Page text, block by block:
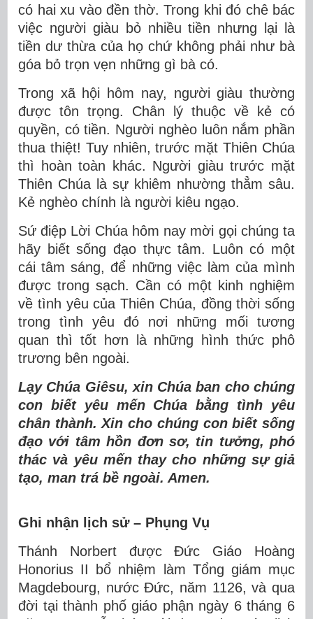
có hai xu vào đền thờ. Trong khi đó chê bác
việc người giàu bỏ nhiều tiền nhưng lại là
tiền dư thừa của họ chứ không phải như bà
góa bỏ trọn vẹn những gì bà có.
Trong xã hội hôm nay, người giàu thường
được tôn trọng. Chân lý thuộc về kẻ có
quyền, có tiền. Người nghèo luôn nắm phần
thua thiệt! Tuy nhiên, trước mặt Thiên Chúa
thì hoàn toàn khác. Người giàu trước mặt
Thiên Chúa là sự khiêm nhường thẳm sâu.
Kẻ nghèo chính là người kiêu ngạo.
Sứ điệp Lời Chúa hôm nay mời gọi chúng ta
hãy biết sống đạo thực tâm. Luôn có một
cái tâm sáng, để những việc làm của mình
được trong sạch. Cần có một kinh nghiệm
về tình yêu của Thiên Chúa, đồng thời sống
trong tình yêu đó nơi những mối tương
quan thì tốt hơn là những hình thức phô
trương bên ngoài.
Lạy Chúa Giêsu, xin Chúa ban cho chúng
con biết yêu mến Chúa bằng tình yêu
chân thành. Xin cho chúng con biết sống
đạo với tâm hồn đơn sơ, tin tưởng, phó
thác và yêu mến thay cho những sự giả
tạo, man trá bề ngoài. Amen.
Ghi nhận lịch sử – Phụng Vụ
Thánh Norbert được Đức Giáo Hoàng
Honorius II bổ nhiệm làm Tổng giám mục
Magdebourg, nước Đức, năm 1126, và qua
đời tại thành phố giáo phận ngày 6 tháng 6